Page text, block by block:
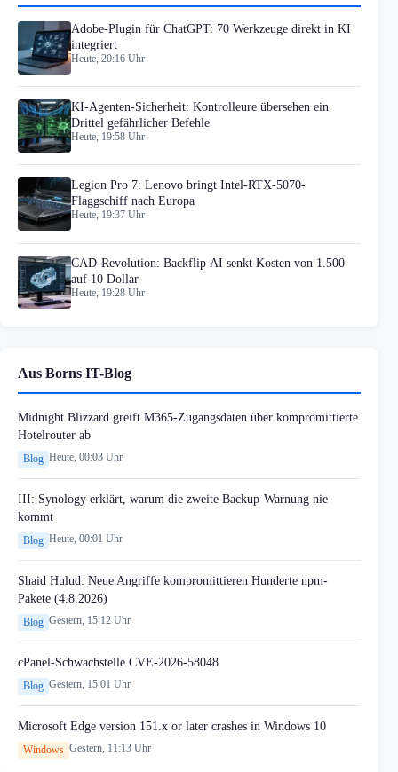
Adobe-Plugin für ChatGPT: 70 Werkzeuge direkt in KI
integriert
Heute, 20:16 Uhr
KI-Agenten-Sicherheit: Kontrolleure übersehen ein
Drittel gefährlicher Befehle
Heute, 19:58 Uhr
Legion Pro 7: Lenovo bringt Intel-RTX-5070-
Flaggschiff nach Europa
Heute, 19:37 Uhr
CAD-Revolution: Backflip AI senkt Kosten von 1.500
auf 10 Dollar
Heute, 19:28 Uhr
Aus Borns IT-Blog
Midnight Blizzard greift M365-Zugangsdaten über kompromittierte
Hotelrouter ab
Blog Heute, 00:03 Uhr
III: Synology erklärt, warum die zweite Backup-Warnung nie
kommt
Blog Heute, 00:01 Uhr
Shaid Hulud: Neue Angriffe kompromittieren Hunderte npm-
Pakete (4.8.2026)
Blog Gestern, 15:12 Uhr
cPanel-Schwachstelle CVE-2026-58048
Blog Gestern, 15:01 Uhr
Microsoft Edge version 151.x or later crashes in Windows 10
Windows Gestern, 11:13 Uhr